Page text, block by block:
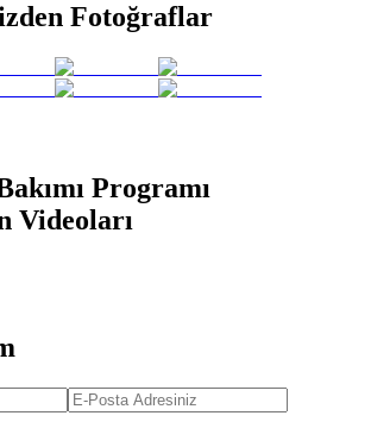
Fotoğraflar
Programı
Videoları